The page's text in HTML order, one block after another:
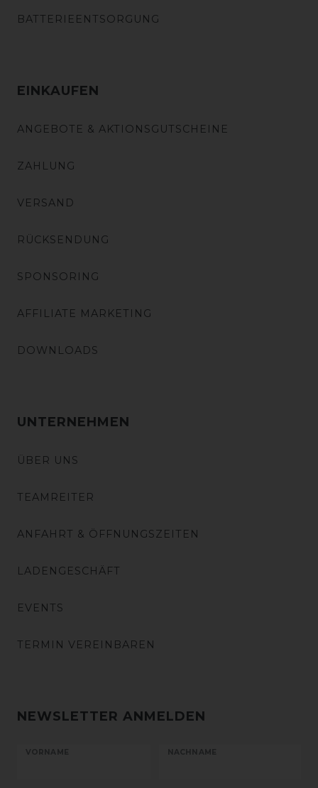
BATTERIEENTSORGUNG
EINKAUFEN
ANGEBOTE & AKTIONSGUTSCHEINE
ZAHLUNG
VERSAND
RÜCKSENDUNG
SPONSORING
AFFILIATE MARKETING
DOWNLOADS
UNTERNEHMEN
ÜBER UNS
TEAMREITER
ANFAHRT & ÖFFNUNGSZEITEN
LADENGESCHÄFT
EVENTS
TERMIN VEREINBAREN
NEWSLETTER ANMELDEN
VORNAME NACHNAME